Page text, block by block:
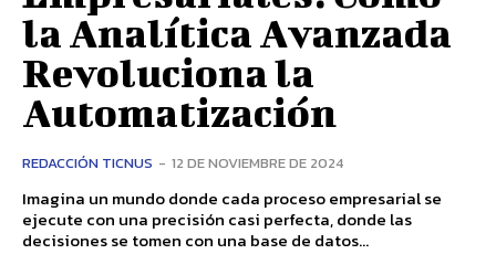
la Analítica Avanzada
Revoluciona la
Automatización
REDACCIÓN TICNUS - 12 DE NOVIEMBRE DE 2024
Imagina un mundo donde cada proceso empresarial se
ejecute con una precisión casi perfecta, donde las
decisiones se tomen con una base de datos...